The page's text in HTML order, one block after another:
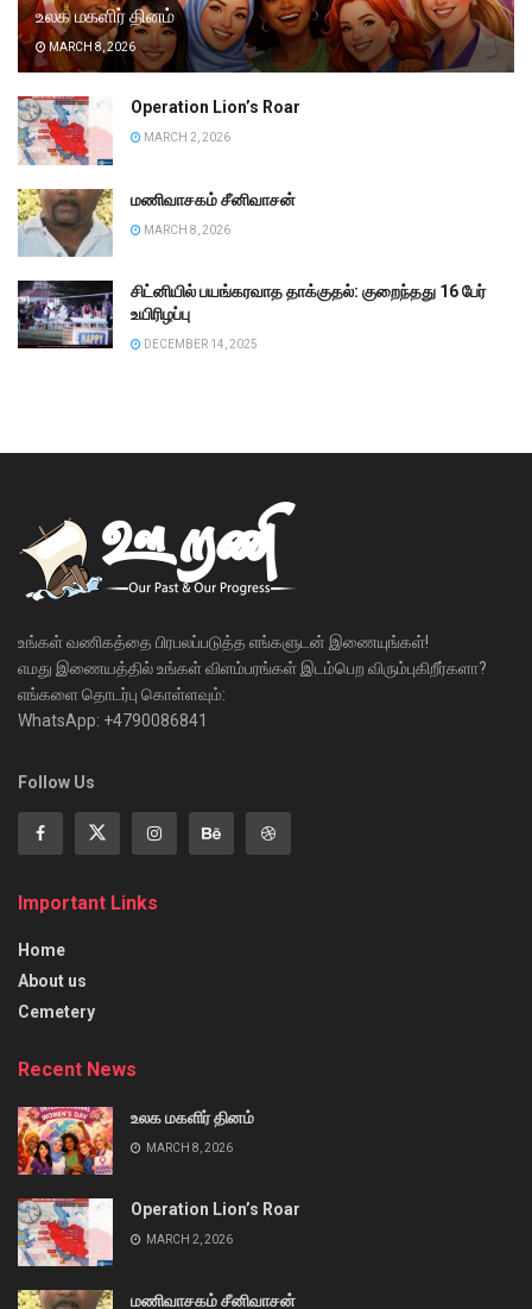
உலக மகளிர் தினம்
MARCH 8, 2026
Operation Lion’s Roar
MARCH 2, 2026
மணிவாசகம் சீனிவாசன்
MARCH 8, 2026
சிட்னியில் பயங்கரவாத தாக்குதல்: குறைந்தது 16 பேர்
உயிரிழப்பு
DECEMBER 14, 2025
உங்கள் வணிகத்தை பிரபலப்படுத்த எங்களுடன் இணையுங்கள்!
எமது இணையத்தில் உங்கள் விளம்பரங்கள் இடம்பெற விரும்புகிறீர்களா?
எங்களை தொடர்பு கொள்ளவும்:
WhatsApp: +4790086841
Follow Us
Important Links
Home
About us
Cemetery
Recent News
உலக மகளிர் தினம்
MARCH 8, 2026
Operation Lion’s Roar
MARCH 2, 2026
மணிவாசகம் சீனிவாசன்